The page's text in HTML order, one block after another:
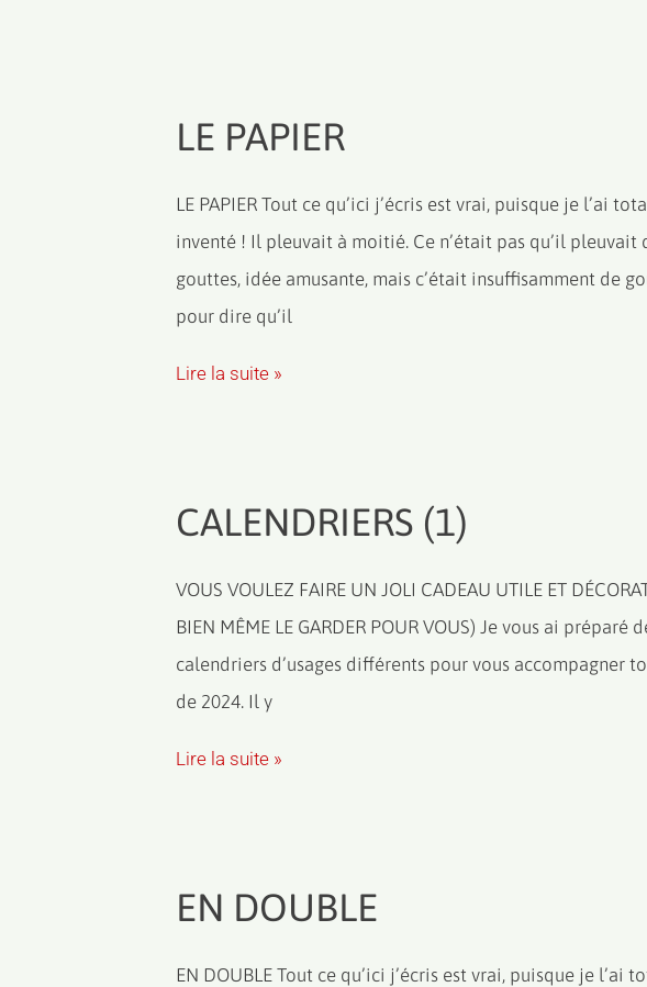
LE PAPIER
LE PAPIER Tout ce qu’ici j’écris est vrai, puisque je l’ai
inventé ! Il pleuvait à moitié. Ce n’était pas qu’il pleuvait
gouttes, idée amusante, mais c’était insuffisamment de
pour dire qu’il
Lire la suite »
CALENDRIERS (1)
VOUS VOULEZ FAIRE UN JOLI CADEAU UTILE ET
BIEN MÊME LE GARDER POUR VOUS) Je vous ai préparé
calendriers d’usages différents pour vous accompagner
de 2024. Il y
Lire la suite »
EN DOUBLE
EN DOUBLE Tout ce qu’ici j’écris est vrai, puisque je l’ai